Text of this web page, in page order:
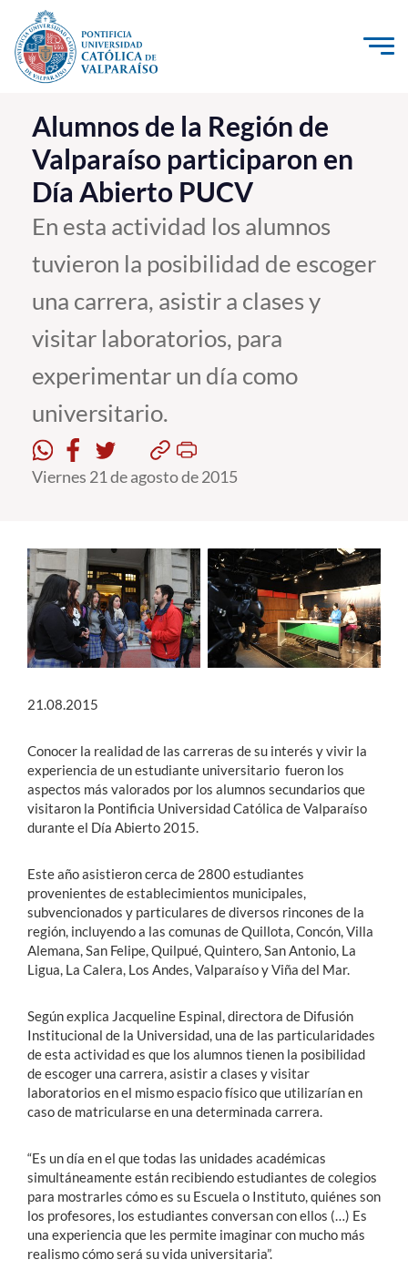
Click acá para ir directamente al contenido
La Universidad
Investigación, Creación e Innovación
PUCV Internacional
Vinculación con el Medio
Pregrado
Estudiantes
Alumni
English
Alumnos de la Región de
Valparaíso participaron en
Día Abierto PUCV
En esta actividad los alumnos
tuvieron la posibilidad de escoger
una carrera, asistir a clases y
visitar laboratorios, para
experimentar un día como
universitario.
Viernes 21 de agosto de 2015
21.08.2015
Conocer la realidad de las carreras de su interés y vivir la
experiencia de un estudiante universitario fueron los
aspectos más valorados por los alumnos secundarios que
visitaron la Pontificia Universidad Católica de Valparaíso
durante el Día Abierto 2015.
Este año asistieron cerca de 2800 estudiantes
provenientes de establecimientos municipales,
subvencionados y particulares de diversos rincones de la
región, incluyendo a las comunas de Quillota, Concón, Villa
Alemana, San Felipe, Quilpué, Quintero, San Antonio, La
Ligua, La Calera, Los Andes, Valparaíso y Viña del Mar.
Según explica Jacqueline Espinal, directora de Difusión
Institucional de la Universidad, una de las particularidades
de esta actividad es que los alumnos tienen la posibilidad
de escoger una carrera, asistir a clases y visitar
laboratorios en el mismo espacio físico que utilizarían en
caso de matricularse en una determinada carrera.
“Es un día en el que todas las unidades académicas
simultáneamente están recibiendo estudiantes de colegios
para mostrarles cómo es su Escuela o Instituto, quiénes son
los profesores, los estudiantes conversan con ellos (…) Es
una experiencia que les permite imaginar con mucho más
realismo cómo será su vida universitaria”.